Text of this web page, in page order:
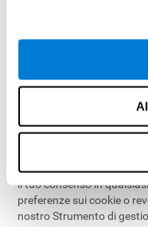
Per ulteriori informazioni
7. Conformità
In CogniFit rispettiamo il
dei dati (GDPR). Tramite
per l'uso di cookie non
il tuo consenso in
preferenze sui cookie o
nostro Strumento di